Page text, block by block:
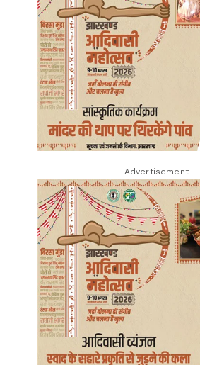
Advertisement